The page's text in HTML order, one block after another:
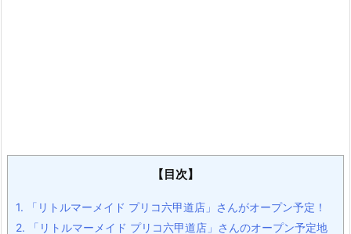
【目次】
1. 「リトルマーメイド プリコ六甲道店」さんがオープン予定！
2. 「リトルマーメイド プリコ六甲道店」さんのオープン予定地